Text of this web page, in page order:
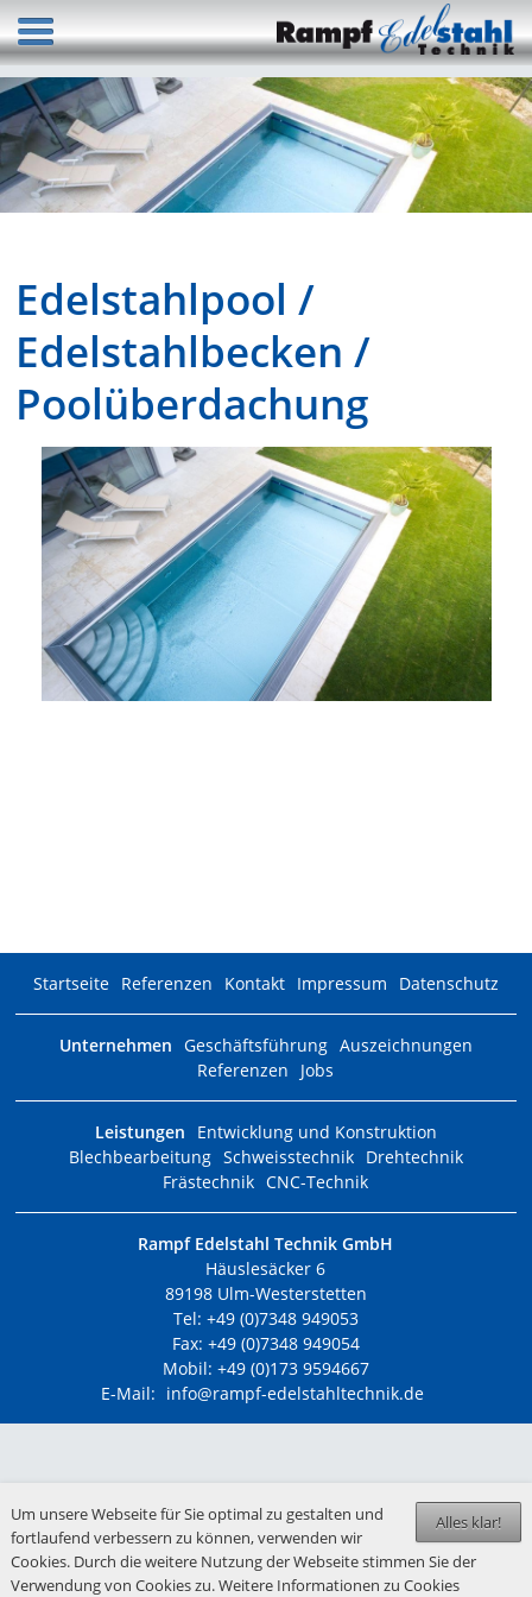
Edelstahlpool /
Edelstahlbecken /
Poolüberdachung
Startseite Referenzen Kontakt Impressum Datenschutz
Unternehmen Geschäftsführung Auszeichnungen
Referenzen
Jobs
Leistungen
Entwicklung und Konstruktion
Blechbearbeitung Schweisstechnik Drehtechnik
Frästechnik CNC-Technik
Rampf Edelstahl Technik GmbH
Häuslesäcker 6
89198 Ulm-Westerstetten
Tel: +49 (0)7348 949053
Fax: +49 (0)7348 949054
Mobil: +49 (0)173 9594667
E-Mail: info@rampf-edelstahltechnik.de
Alles klar!
Um unsere Webseite für Sie optimal zu gestalten und
fortlaufend verbessern zu können, verwenden wir
Cookies. Durch die weitere Nutzung der Webseite stimmen Sie der
Verwendung von Cookies zu. Weitere Informationen zu Cookies